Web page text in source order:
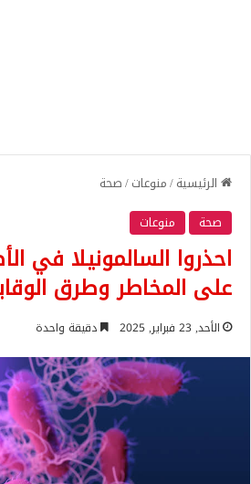
الرئيسية/منوعات/صحة
صحة
منوعات
احذروا السالمونيلا في
على المخاطر وطرق
الأحد, 23 فبراير, 2025 دقيقة واحدة